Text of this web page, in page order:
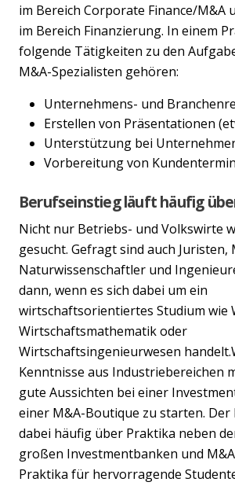
im Bereich Corporate Finance/M&A
im Bereich Finanzierung. In einem
folgende Tätigkeiten zu den
M&A-Spezialisten gehören:
Unternehmens- und
Erstellen von Präsentationen
Unterstützung bei
Vorbereitung von
Berufseinstieg läuft häufig
Nicht nur Betriebs- und Volkswirte
gesucht. Gefragt sind auch
Naturwissenschaftler und
dann, wenn es sich dabei um ein
wirtschaftsorientiertes Studium wie
Wirtschaftsmathematik oder
Wirtschaftsingenieurwesen
Kenntnisse aus Industriebereichen
gute Aussichten bei einer
einer M&A-Boutique zu starten.
dabei häufig über Praktika neben
großen Investmentbanken und
Praktika für hervorragende